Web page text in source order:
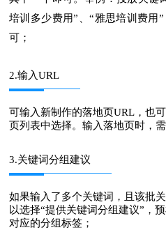
培训多少费用”、“雅思培训费用
可；
2.输入URL
可输入新制作的落地页URL，也
页列表中选择。输入落地页时，
3.关键词分组建议
如果输入了多个关键词，且该批
以选择“提供关键词分组建议”，
对应的分组标签；